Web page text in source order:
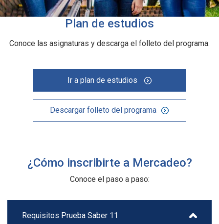
Plan de estudios
Conoce las asignaturas y descarga el folleto del programa.
Ir a plan de estudios
Descargar folleto del programa
¿Cómo inscribirte a Mercadeo?
Conoce el paso a paso:
Requisitos Prueba Saber 11